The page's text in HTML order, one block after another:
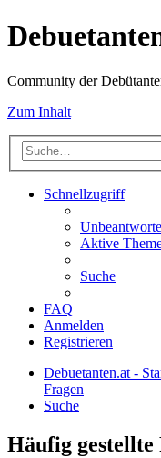
Community der
Zum Inhalt
Schnellzugriff
Aktive
Suche
FAQ
Anmelden
Registrieren
Debuetanten.at -
Fragen
Suche
Häufig gestellte